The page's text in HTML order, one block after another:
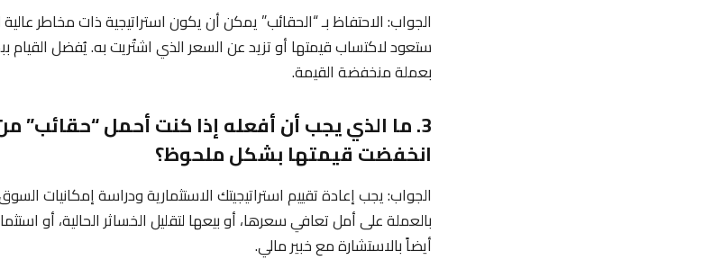
الجواب: الاحتفاظ بـ “الحقائب” يمكن أن يكون استراتيجية ذات مخاطر عالية
ستعود لاكتساب قيمتها أو تزيد عن السعر الذي اشتُريت به. يُفضل القيام
بعملة منخفضة القيمة.
3. ما الذي يجب أن أفعله إذا كنت أحمل “حقائب”
انخفضت قيمتها بشكل ملحوظ؟
الجواب: يجب إعادة تقييم استراتيجيتك الاستثمارية ودراسة إمكانيات
بالعملة على أمل تعافي سعرها، أو بيعها لتقليل الخساثر الحالية، أو
أيضاً بالاستشارة مع خبير مالي.